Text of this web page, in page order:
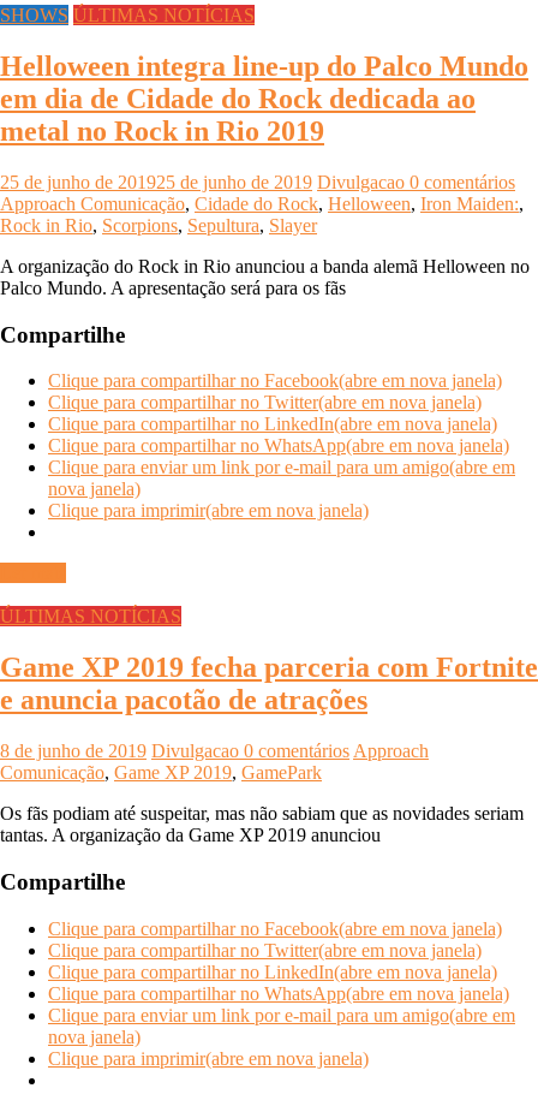
SHOWS ÚLTIMAS NOTÍCIAS
Helloween integra line-up do Palco Mundo
em dia de Cidade do Rock dedicada ao
metal no Rock in Rio 2019
25 de junho de 201925 de junho de 2019 Divulgacao 0 comentários
Approach Comunicação, Cidade do Rock, Helloween, Iron Maiden:,
Rock in Rio, Scorpions, Sepultura, Slayer
A organização do Rock in Rio anunciou a banda alemã Helloween no
Palco Mundo. A apresentação será para os fãs
Compartilhe
Clique para compartilhar no Facebook(abre em nova janela)
Clique para compartilhar no Twitter(abre em nova janela)
Clique para compartilhar no LinkedIn(abre em nova janela)
Clique para compartilhar no WhatsApp(abre em nova janela)
Clique para enviar um link por e-mail para um amigo(abre em
nova janela)
Clique para imprimir(abre em nova janela)
ÚLTIMAS NOTÍCIAS
Game XP 2019 fecha parceria com Fortnite
e anuncia pacotão de atrações
8 de junho de 2019 Divulgacao 0 comentários Approach
Comunicação, Game XP 2019, GamePark
Os fãs podiam até suspeitar, mas não sabiam que as novidades seriam
tantas. A organização da Game XP 2019 anunciou
Compartilhe
Clique para compartilhar no Facebook(abre em nova janela)
Clique para compartilhar no Twitter(abre em nova janela)
Clique para compartilhar no LinkedIn(abre em nova janela)
Clique para compartilhar no WhatsApp(abre em nova janela)
Clique para enviar um link por e-mail para um amigo(abre em
nova janela)
Clique para imprimir(abre em nova janela)